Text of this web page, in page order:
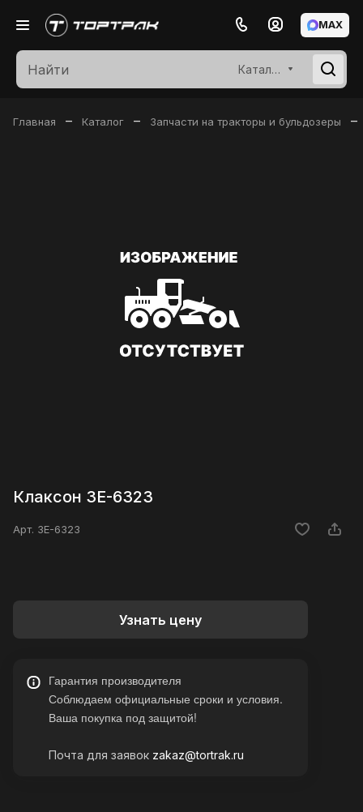
Каталог
MAX
Главная – Каталог – Запчасти на тракторы и бульдозеры –
Клаксон 3E-6323
Арт. 3E-6323
Узнать цену
Гарантия производителя
Соблюдаем официальные сроки и условия.
Ваша покупка под защитой!
Почта для заявок zakaz@tortrak.ru